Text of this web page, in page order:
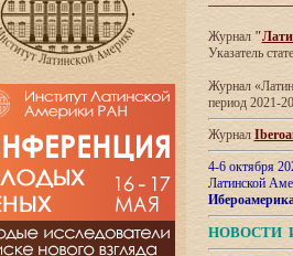
Журнал"
Указатель
Журнал
период 2021-
Журнал
4-6 октября
Латинской
НОВОСТИ